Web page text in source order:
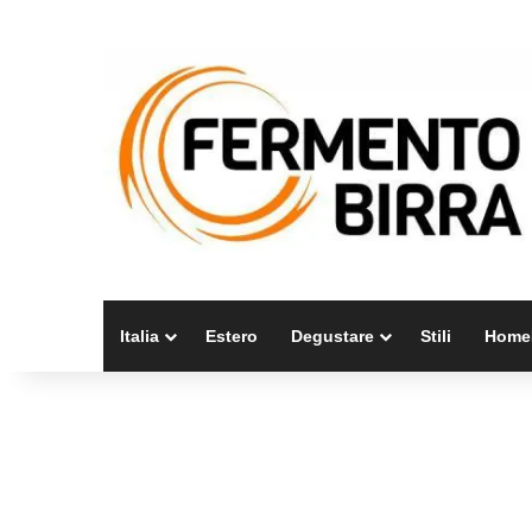
Italia Estero Degustare Stili